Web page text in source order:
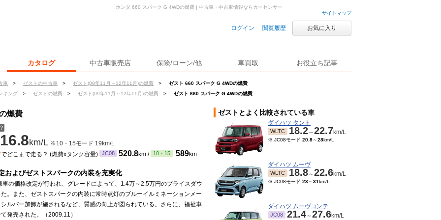
サイトマップ
ログイン 閲覧履歴 お気に入り
カタログ 中古車販売店 保険/ローン/他 車買取 お役立ち記事
車 > ゼストの中古車 > ゼスト(09年11月～12年11月)の燃費 >
ゼスト 660 スパーク G 4WDの燃費
キング
> ゼストの燃費 > ゼスト(09年11月～12年11月)の燃費 > ゼスト 660 スパーク G 4WDの燃費
ホンダ 660 スパーク G 4WDの燃費 | 中古車・中古車情報ならカーセンサー
燃費
16.8km/L ※10・15モード 19km/L
でどこまで走る？ (燃費xタンク容量) JC08 520.8km / 10・15 589km
およびゼストスパークの内装を充実化
車の価格改定が行われ、グレードによって、1.4万～2.5万円のプライスダウ
。また、ゼストスパークの内装に常時点灯のブルーイルミネーションメー
ルバー加飾が施されるなど、質感の向上が図られている。さらに、福祉車
発売された。（2009.11）
ゼストとよく比較されている車
ダイハツ タント
WLTC 18.2～22.7km/L
※ JC08モード 20.8～28km/L
ダイハツ ムーヴ
WLTC 18.8～22.6km/L
※ JC08モード 23～31km/L
ダイハツ ムーヴコンテ
JC08 21.4～27.6km/L